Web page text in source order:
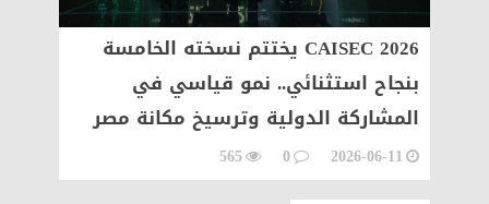
CAISEC 2026 يختتم نسخته الخامسة
بنجاح استثنائي.. نمو قياسي في
المشاركة الدولية وترسيخ مكانة مصر
كمركز إقليمي للأمن السيبراني
2026-06-11
0
565